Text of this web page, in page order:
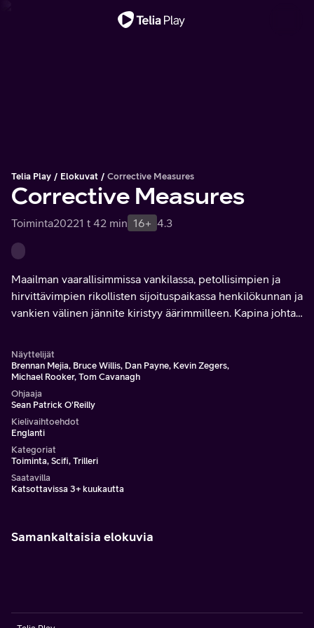
Telia Play Elokuvat Corrective Measures
Corrective Measures
Toiminta20221 t 42 min 16+ 4.3
Maailman vaarallisimmissa vankilassa, petollisimpien ja
hirvittävimpien rikollisten sijoituspaikassa henkilökunnan ja
vankien välinen jännite kiristyy äärimmilleen. Kapina johtaa
Näyttelijät
Brennan Mejia, Bruce Willis, Dan Payne, Kevin Zegers,
Michael Rooker, Tom Cavanagh
Ohjaaja
Sean Patrick O'Reilly
Kielivaihtoehdot
Englanti
Kategoriat
Toiminta, Scifi, Trilleri
Saatavilla
Katsottavissa 3+ kuukautta
Samankaltaisia elokuvia